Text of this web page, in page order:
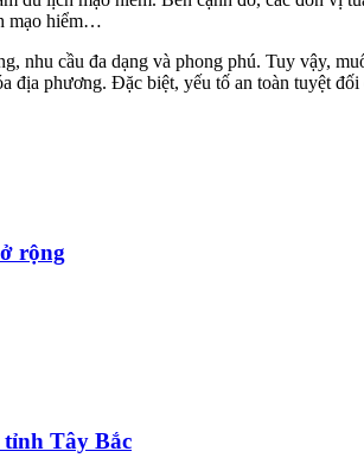
mạo hiểm…
nhu cầu đa dạng và phong phú. Tuy vậy,
địa phương. Đặc biệt, yếu tố an toàn tuyệt
rộng
tỉnh Tây Bắc